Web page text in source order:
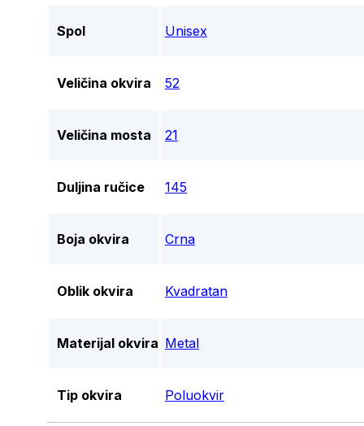
Spol Unisex
Veličina okvira 52
Veličina mosta 21
Duljina ručice 145
Boja okvira Crna
Oblik okvira Kvadratan
Materijal okvira Metal
Tip okvira Poluokvir